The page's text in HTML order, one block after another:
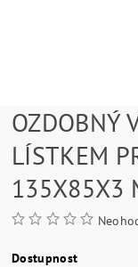
OZDOBNÝ
LÍSTKEM
135X85X3
Dostupnost